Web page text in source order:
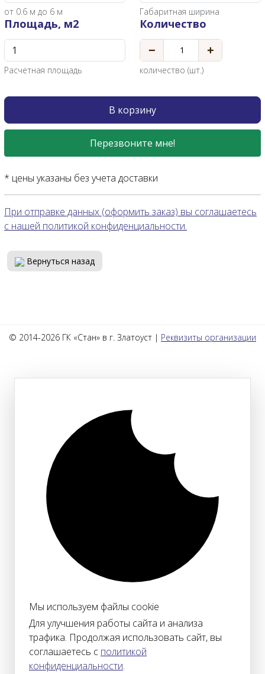
от 0.6 м до 6 м Габаритная ширина
Площадь, м2
Расчетная площадь
Количество
− +
количество (шт.)
В корзину
Перезвоните мне!
* цены указаны без учета доставки
При отправке данных (оформить заказ) вы соглашаетесь
с нашей политикой конфиденциальности.
Вернуться назад
© 2014-2026 ГК «Стан» в г. Златоуст | Реквизиты организации
Мы используем файлы cookie
Для улучшения работы сайта и анализа
трафика. Продолжая использовать сайт, вы
соглашаетесь с политикой
конфиденциальности.